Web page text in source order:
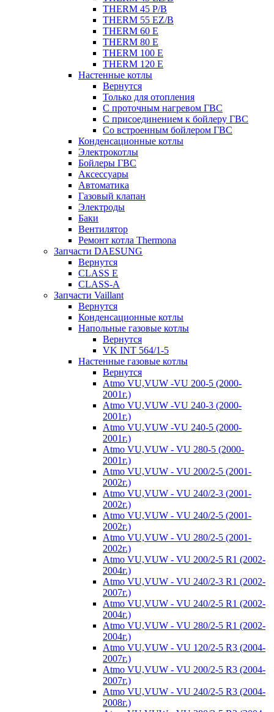
THERM 45 P/B
THERM 55 EZ/B
THERM 60 E
THERM 80 E
THERM 100 E
THERM 120 E
Настенные котлы
Вернутся
Только для отопления
С проточным нагревом ГВС
С присоединением к бойлеру ГВС
Со встроенным бойлером ГВС
Конденсационные котлы
Электрокотлы
Бойлеры ГВС
Аксессуары
Автоматика
Газовый клапан
Электроды
Баки
Вентилятор
Ремонт котла Thermona
Запчасти DAESUNG
Вернутся
CLASS E
CLASS-A
Запчасти Vaillant
Вернутся
Конденсационные котлы
Напольные газовые котлы
Вернутся
VK INT 564/1-5
Настенные газовые котлы
Вернутся
Atmo VU,VUW -VU 200-5 (2000-
2001г.)
Atmo VU,VUW -VU 240-3 (2000-
2001г.)
Atmo VU,VUW -VU 240-5 (2000-
2001г.)
Atmo VU,VUW - VU 280-5 (2000-
2001г.)
Atmo VU,VUW - VU 200/2-5 (2001-
2002г.)
Atmo VU,VUW - VU 240/2-3 (2001-
2002г.)
Atmo VU,VUW - VU 240/2-5 (2001-
2002г.)
Atmo VU,VUW - VU 280/2-5 (2001-
2002г.)
Atmo VU,VUW - VU 200/2-5 R1 (2002-
2004г.)
Atmo VU,VUW - VU 240/2-3 R1 (2002-
2007г.)
Atmo VU,VUW - VU 240/2-5 R1 (2002-
2004г.)
Atmo VU,VUW - VU 280/2-5 R1 (2002-
2004г.)
Atmo VU,VUW - VU 120/2-5 R3 (2004-
2007г.)
Atmo VU,VUW - VU 200/2-5 R3 (2004-
2007г.)
Atmo VU,VUW - VU 240/2-5 R3 (2004-
2008г.)